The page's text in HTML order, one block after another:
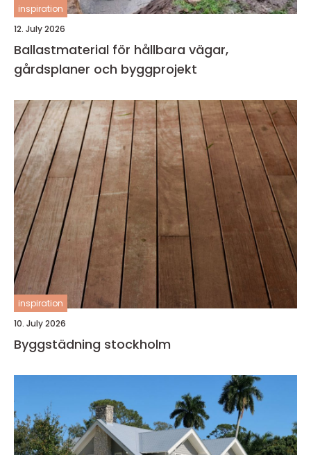
inspiration
12. July 2026
Ballastmaterial för hållbara vägar,
gårdsplaner och byggprojekt
inspiration
10. July 2026
Byggstädning stockholm